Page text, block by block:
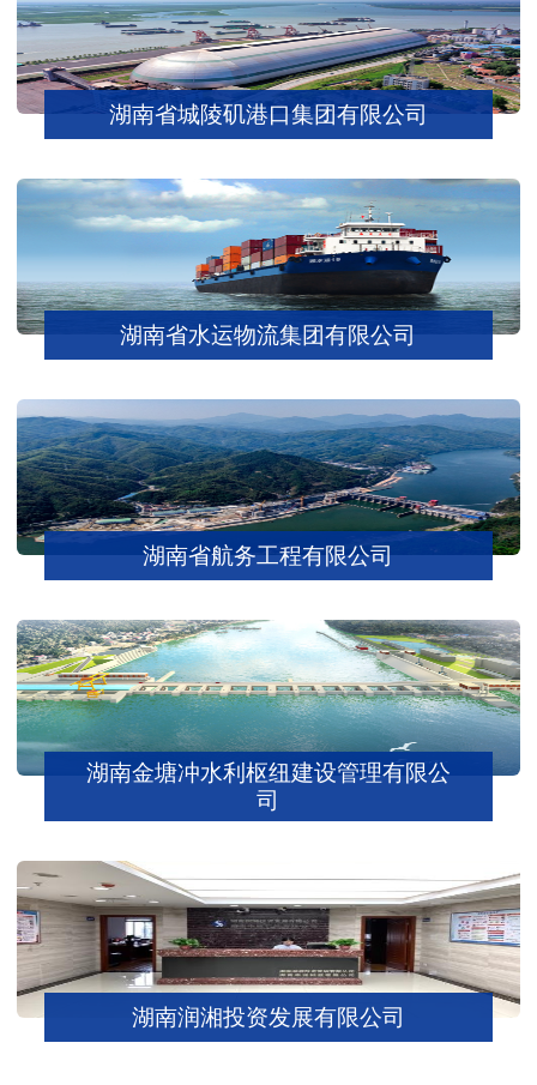
湖南省城陵矶港口集团有限公司
湖南省水运物流集团有限公司
湖南省航务工程有限公司
湖南金塘冲水利枢纽建设管理有限公
司
湖南润湘投资发展有限公司